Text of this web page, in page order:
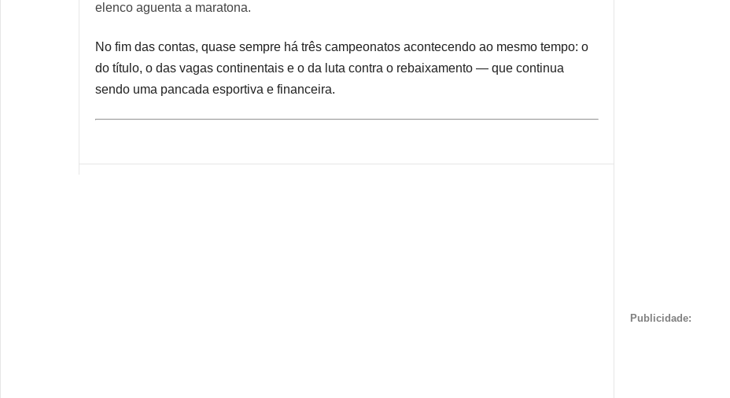
elenco aguenta a maratona.
No fim das contas, quase sempre há três campeonatos acontecendo ao mesmo tempo: o
do título, o das vagas continentais e o da luta contra o rebaixamento — que continua
sendo uma pancada esportiva e financeira.
Publicidade: